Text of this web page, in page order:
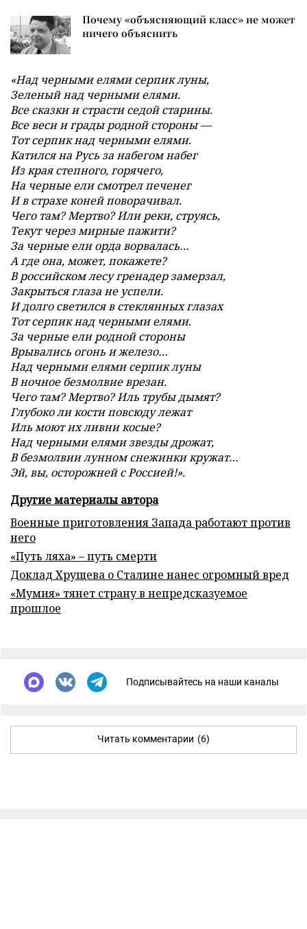
Почему «объясняющий класс» не может
ничего объяснить
«Над черными елями серпик луны,
Зеленый над черными елями.
Все сказки и страсти седой старины.
Все веси и грады родной стороны —
Тот серпик над черными елями.
Катился на Русь за набегом набег
Из края степного, горячего,
На черные ели смотрел печенег
И в страхе коней поворачивал.
Чего там? Мертво? Или реки, струясь,
Текут через мирные пажити?
За черные ели орда ворвалась…
А где она, может, покажете?
В российском лесу гренадер замерзал,
Закрыться глаза не успели.
И долго светился в стеклянных глазах
Тот серпик над черными елями.
За черные ели родной стороны
Врывались огонь и железо…
Над черными елями серпик луны
В ночное безмолвие врезан.
Чего там? Мертво? Иль трубы дымят?
Глубоко ли кости повсюду лежат
Иль моют их ливни косые?
Над черными елями звезды дрожат,
В безмолвии лунном снежинки кружат…
Эй, вы, осторожней с Россией!».
Другие материалы автора
Военные приготовления Запада работают против
него
«Путь ляха» – путь смерти
Доклад Хрущева о Сталине нанес огромный вред
«Мумия» тянет страну в непредсказуемое
прошлое
Подписывайтесь на наши каналы
Читать комментарии (6)